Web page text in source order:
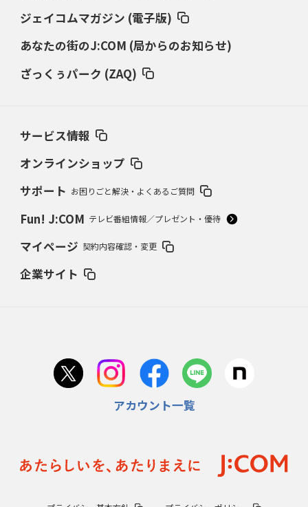
ジェイコムマガジン (電子版)
あなたの街のJ:COM (局からのお知らせ)
ざっくぅパーク (ZAQ)
サービス情報
オンラインショップ
サポート お困りごと解決・よくあるご質問
Fun! J:COM テレビ番組情報／プレゼント・優待
マイページ 契約内容確認・変更
企業サイト
アカウント一覧